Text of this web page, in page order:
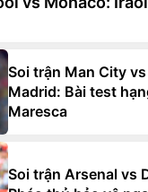
Soi trận Man City
Madrid: Bài test
Maresca
Soi trận Arsenal vs